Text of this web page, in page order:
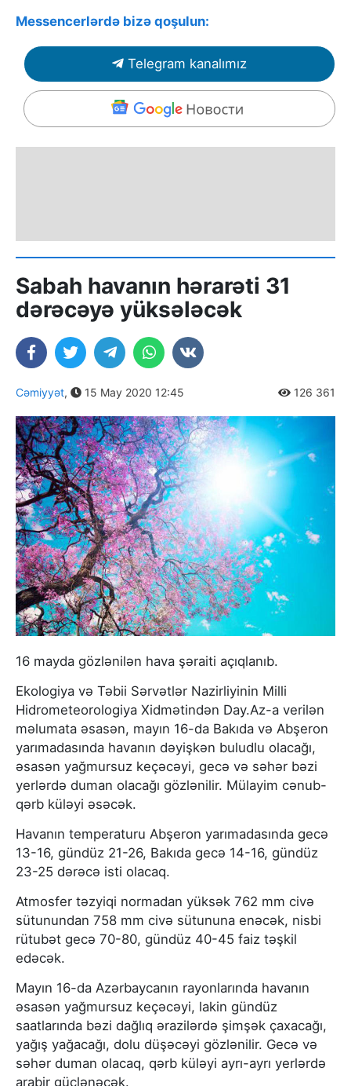
Messencerlərdə bizə qoşulun:
Telegram kanalımız
Sabah havanın hərarəti 31
dərəcəyə yüksələcək
Cəmiyyət, 15 May 2020 12:45 126 361
16 mayda gözlənilən hava şəraiti açıqlanıb.
Ekologiya və Təbii Sərvətlər Nazirliyinin Milli
Hidrometeorologiya Xidmətindən Day.Az-a verilən
məlumata əsasən, mayın 16-da Bakıda və Abşeron
yarımadasında havanın dəyişkən buludlu olacağı,
əsasən yağmursuz keçəcəyi, gecə və səhər bəzi
yerlərdə duman olacağı gözlənilir. Mülayim cənub-
qərb küləyi əsəcək.
Havanın temperaturu Abşeron yarımadasında gecə
13-16, gündüz 21-26, Bakıda gecə 14-16, gündüz
23-25 dərəcə isti olacaq.
Atmosfer təzyiqi normadan yüksək 762 mm civə
sütunundan 758 mm civə sütununa enəcək, nisbi
rütubət gecə 70-80, gündüz 40-45 faiz təşkil
edəcək.
Mayın 16-da Azərbaycanın rayonlarında havanın
əsasən yağmursuz keçəcəyi, lakin gündüz
saatlarında bəzi dağlıq ərazilərdə şimşək çaxacağı,
yağış yağacağı, dolu düşəcəyi gözlənilir. Gecə və
səhər duman olacaq, qərb küləyi ayrı-ayrı yerlərdə
arabir güclənəcək.